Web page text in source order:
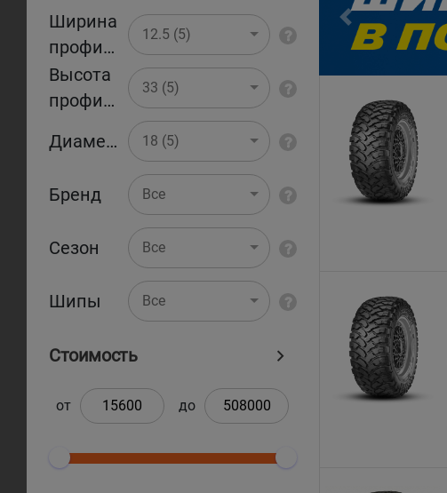
Ширина
профиля
12.5 (5)
Высота
профиля
33 (5)
Диаметр 18 (5)
Бренд Все
Сезон Все
Шипы Все
Стоимость
от до
Previous